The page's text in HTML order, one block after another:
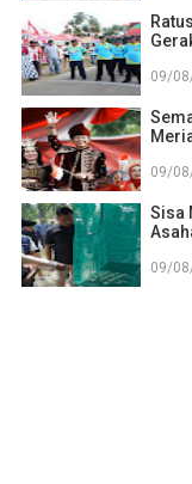
09/
09/
Sisa
09/